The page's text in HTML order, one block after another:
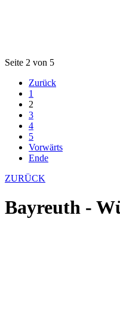
Seite 2 von 5
Zurück
1
2
3
4
5
Vorwärts
Ende
ZURÜCK
Bayreuth -